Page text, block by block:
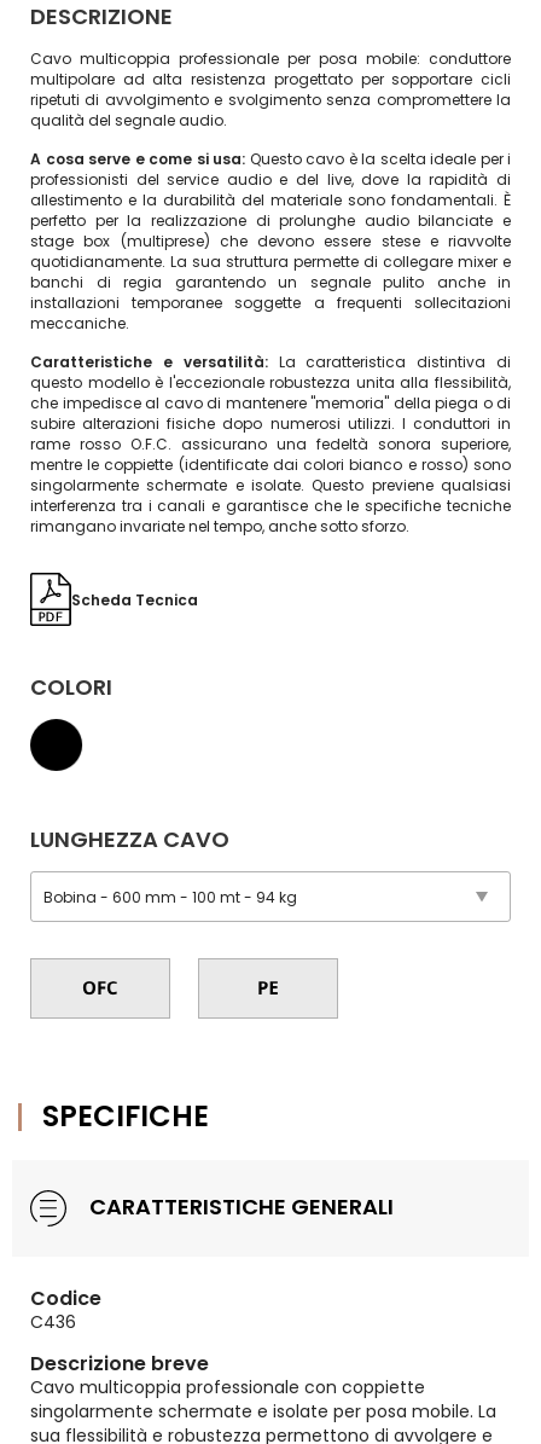
DESCRIZIONE
Cavo multicoppia professionale per posa mobile: conduttore
multipolare ad alta resistenza progettato per sopportare cicli
ripetuti di avvolgimento e svolgimento senza compromettere la
qualità del segnale audio.
A cosa serve e come si usa: Questo cavo è la scelta ideale per i
professionisti del service audio e del live, dove la rapidità di
allestimento e la durabilità del materiale sono fondamentali. È
perfetto per la realizzazione di prolunghe audio bilanciate e
stage box (multiprese) che devono essere stese e riavvolte
quotidianamente. La sua struttura permette di collegare mixer e
banchi di regia garantendo un segnale pulito anche in
installazioni temporanee soggette a frequenti sollecitazioni
meccaniche.
Caratteristiche e versatilità:La caratteristica distintiva di
questo modello è l'eccezionale robustezza unita alla flessibilità,
che impedisce al cavo di mantenere "memoria" della piega o di
subire alterazioni fisiche dopo numerosi utilizzi. I conduttori in
rame rosso O.F.C. assicurano una fedeltà sonora superiore,
mentre le coppiette (identificate dai colori bianco e rosso) sono
singolarmente schermate e isolate. Questo previene qualsiasi
interferenza tra i canali e garantisce che le specifiche tecniche
rimangano invariate nel tempo, anche sotto sforzo.
Scheda Tecnica
COLORI
LUNGHEZZA CAVO
SPECIFICHE
CARATTERISTICHE GENERALI
Codice
C436
Descrizione breve
Cavo multicoppia professionale con coppiette
singolarmente schermate e isolate per posa mobile. La
sua flessibilità e robustezza permettono di avvolgere e